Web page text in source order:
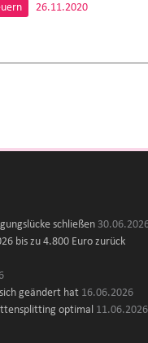
26.11.2020
schließen
bis zu 4.800 Euro zurück
geändert hat 16.06.2026
optimal 11.06.2026